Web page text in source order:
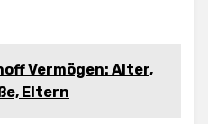
Vermögen: Alter,
Eltern